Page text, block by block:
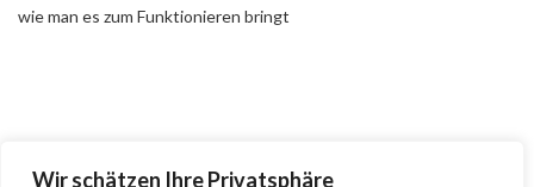
Wir schätzen Ihre Privatsphäre
wie man es zum Funktionieren bringt